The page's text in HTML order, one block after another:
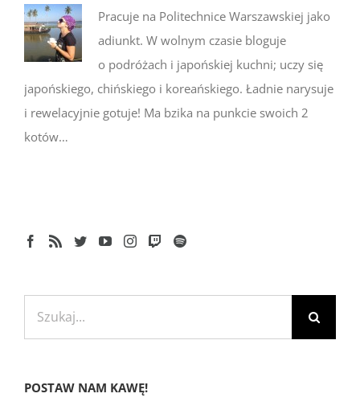
Pracuje na Politechnice Warszawskiej jako
adiunkt. W wolnym czasie bloguje
o podróżach i japońskiej kuchni; uczy się
japońskiego, chińskiego i koreańskiego. Ładnie narysuje
i rewelacyjnie gotuje! Ma bzika na punkcie swoich 2
kotów…
POSTAW NAM KAWĘ!